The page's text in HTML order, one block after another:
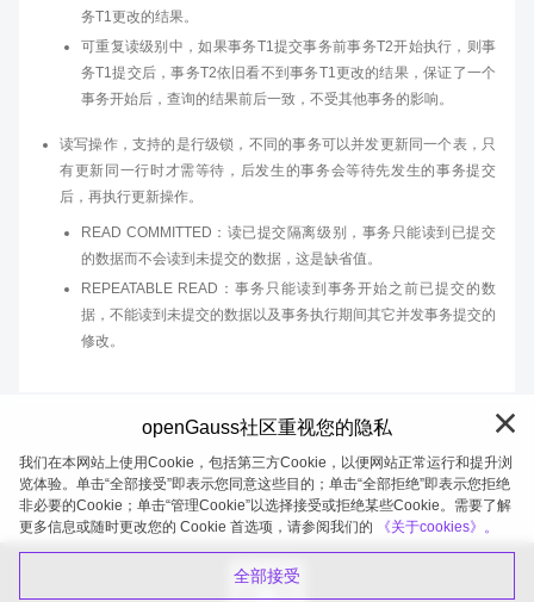
务T1更改的结果。
可重复读级别中，如果事务T1提交事务前事务T2开始执行，则事
务T1提交后，事务T2依旧看不到事务T1更改的结果，保证了一个
事务开始后，查询的结果前后一致，不受其他事务的影响。
读写操作，支持的是行级锁，不同的事务可以并发更新同一个表，只
有更新同一行时才需等待，后发生的事务会等待先发生的事务提交
后，再执行更新操作。
READ COMMITTED：读已提交隔离级别，事务只能读到已提交
的数据而不会读到未提交的数据，这是缺省值。
REPEATABLE READ：事务只能读到事务开始之前已提交的数
据，不能读到未提交的数据以及事务执行期间其它并发事务提交的
修改。
openGauss 2026-08-09 20:10:57
openGauss社区重视您的隐私
我们在本网站上使用Cookie，包括第三方Cookie，以便网站正常运行和提升浏
览体验。单击“全部接受”即表示您同意这些目的；单击“全部拒绝”即表示您拒绝
非必要的Cookie；单击“管理Cookie”以选择接受或拒绝某些Cookie。需要了解
更多信息或随时更改您的 Cookie 首选项，请参阅我们的
《关于cookies》。
全部接受